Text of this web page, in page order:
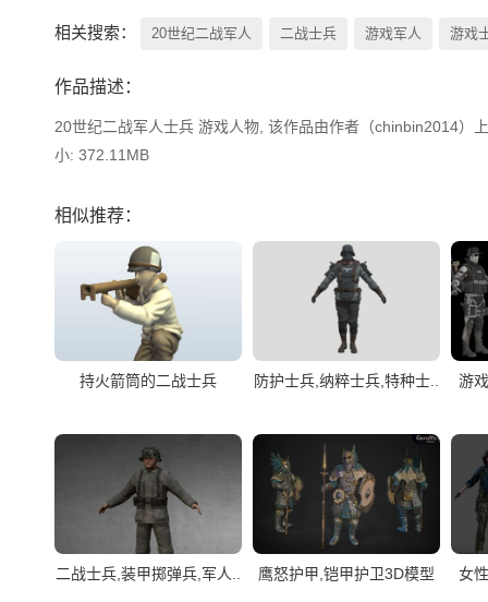
相关搜索： 20世纪二战军人 二战士兵 游戏军人 游戏
作品描述：
20世纪二战军人士兵 游戏人物, 该作品由作者（chinbin2014）
小: 372.11MB
相似推荐：
持火箭筒的二战士兵 防护士兵,纳粹士兵,特种士.. 游
二战士兵,装甲掷弹兵,军人.. 鹰怒护甲,铠甲护卫3D模型 女